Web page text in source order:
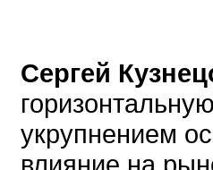
Сергей
укрупнением